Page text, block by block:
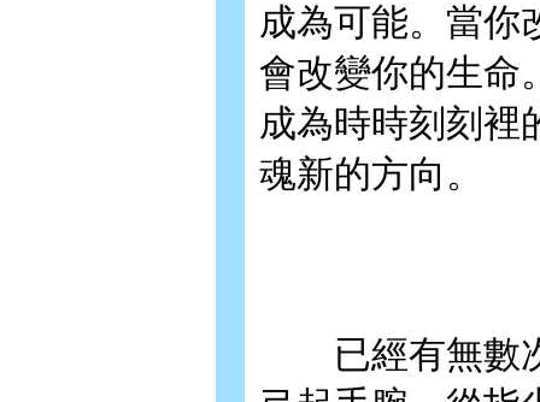
成為可能。當你
會改變你的生命
成為時時刻刻裡
魂新的方向。
已經有無數次